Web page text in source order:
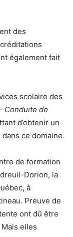
des
également fait
scolaire des
Conduite de
d’obtenir un
ce domaine.
de formation
Dorion, la
à
Preuve de
ont dû être
elles